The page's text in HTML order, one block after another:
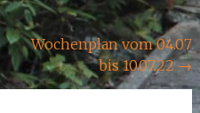
Wochenplan vom 04.07
bis 10.07.22→